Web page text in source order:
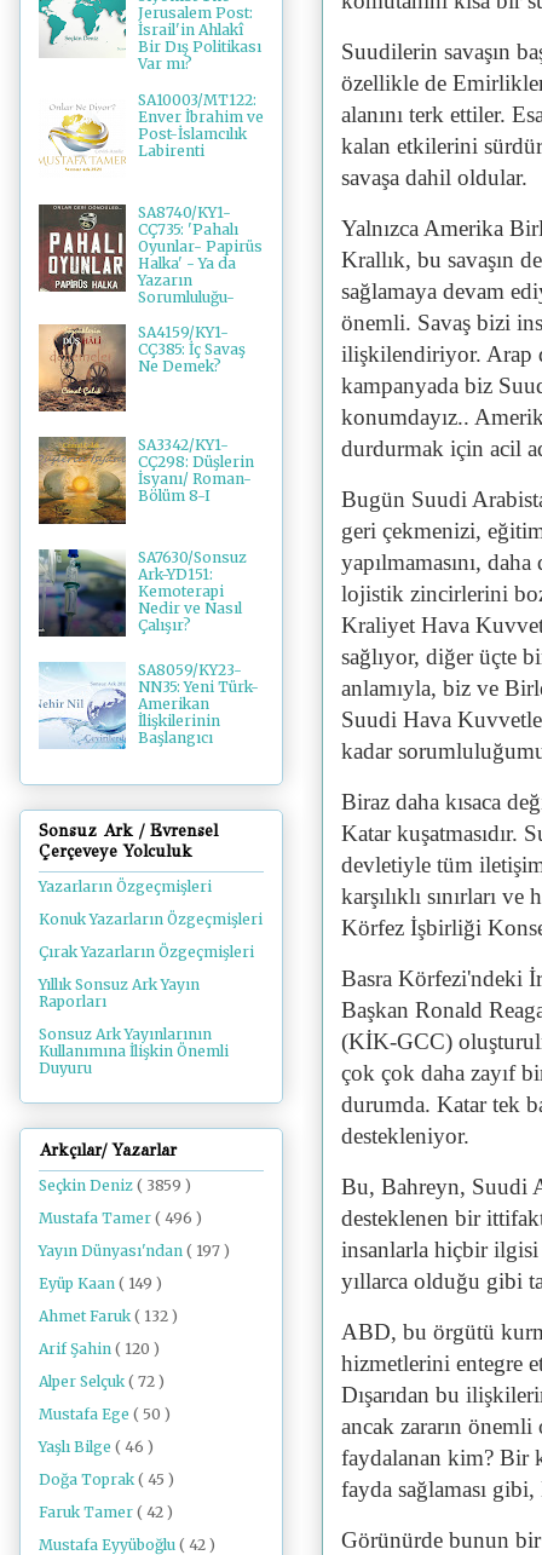
Suudilerin savaşın
özellikle de
alanını terk ettiler.
kalan etkilerini
savaşa dahil oldular.
Yalnızca Amerika
Krallık, bu savaşın
sağlamaya devam
önemli. Savaş bizi
ilişkilendiriyor. Arap
kampanyada biz
konumdayız..
durdurmak için acil
Bugün Suudi
geri çekmenizi,
yapılmamasını,
lojistik zincirlerini
Kraliyet Hava
sağlıyor, diğer üçte
anlamıyla, biz ve
Suudi Hava
kadar
Biraz daha kısaca
Katar kuşatmasıdır.
devletiyle tüm
karşılıklı sınırları ve
Körfez İşbirliği
Basra Körfezi'ndeki
Başkan Ronald
(KİK-GCC)
çok çok daha zayıf
durumda. Katar tek
destekleniyor.
Bu, Bahreyn, Suudi
desteklenen bir
insanlarla hiçbir ilgisi
yıllarca olduğu gibi
ABD, bu örgütü
hizmetlerini entegre
Dışarıdan bu
ancak zararın
faydalanan kim? Bir
fayda sağlaması gibi,
Görünürde bunun
Jerusalem Post:
İsrail'in Ahlakî
Bir Dış Politikası
Var mı?
SA10003/MT122:
Enver İbrahim ve
Post-İslamcılık
Labirenti
SA8740/KY1-
CÇ735: 'Pahalı
Oyunlar- Papirüs
Halka' - Ya da
Yazarın
Sorumluluğu-
SA4159/KY1-
CÇ385: İç Savaş
Ne Demek?
SA3342/KY1-
CÇ298: Düşlerin
İsyanı/ Roman-
Bölüm 8-I
SA7630/Sonsuz
Ark-YD151:
Kemoterapi
Nedir ve Nasıl
Çalışır?
SA8059/KY23-
NN35: Yeni Türk-
Amerikan
İlişkilerinin
Başlangıcı
Sonsuz Ark / Evrensel
Çerçeveye Yolculuk
Yazarların Özgeçmişleri
Konuk Yazarların Özgeçmişleri
Çırak Yazarların Özgeçmişleri
Yıllık Sonsuz Ark Yayın
Raporları
Sonsuz Ark Yayınlarının
Kullanımına İlişkin Önemli
Duyuru
Arkçılar/ Yazarlar
Seçkin Deniz ( 3859 )
Mustafa Tamer ( 496 )
Yayın Dünyası'ndan ( 197 )
Eyüp Kaan ( 149 )
Ahmet Faruk ( 132 )
Arif Şahin ( 120 )
Alper Selçuk ( 72 )
Mustafa Ege ( 50 )
Yaşlı Bilge ( 46 )
Doğa Toprak ( 45 )
Faruk Tamer ( 42 )
Mustafa Eyyüboğlu ( 42 )